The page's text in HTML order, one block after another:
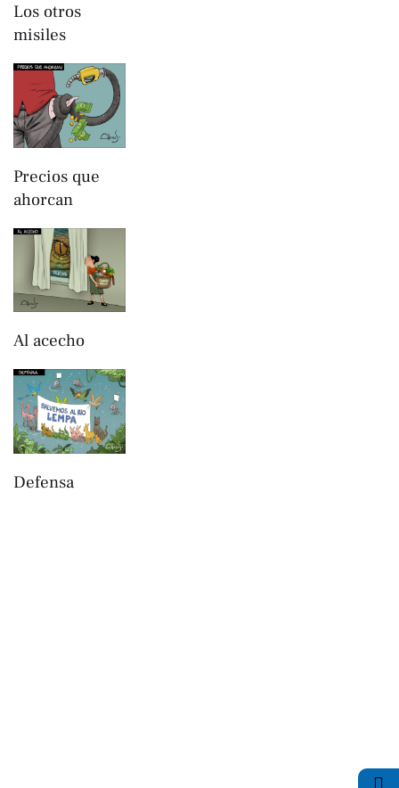
Los otros
misiles
Precios que
ahorcan
Al acecho
Defensa